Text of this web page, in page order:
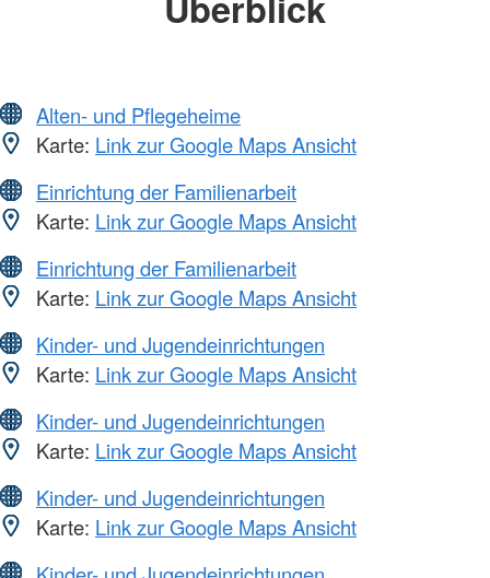
Alten- und Pflegeheime
Karte: Link zur Google Maps Ansicht
Einrichtung der Familienarbeit
Karte: Link zur Google Maps Ansicht
Einrichtung der Familienarbeit
Karte: Link zur Google Maps Ansicht
Kinder- und Jugendeinrichtungen
Karte: Link zur Google Maps Ansicht
Kinder- und Jugendeinrichtungen
Karte: Link zur Google Maps Ansicht
Kinder- und Jugendeinrichtungen
Karte: Link zur Google Maps Ansicht